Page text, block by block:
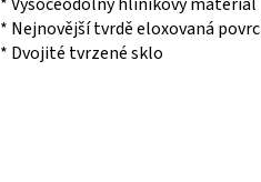
* Nejnovější tvrdě eloxovaná
* Dvojité tvrzené sklo